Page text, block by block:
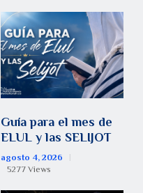
Guía para el mes de
ELUL y las SELIJOT
agosto 4, 2026
5277 Views